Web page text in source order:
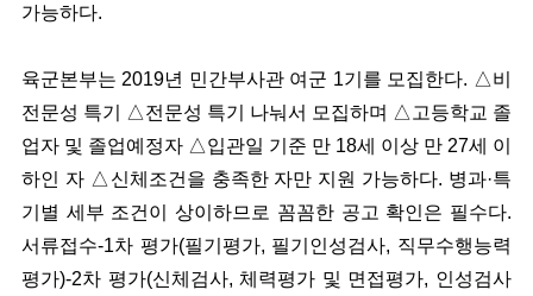
가능하다.
육군본부는 2019년 민간부사관 여군 1기를 모집한다. △비
전문성 특기 △전문성 특기 나눠서 모집하며 △고등학교 졸
업자 및 졸업예정자 △입관일 기준 만 18세 이상 만 27세 이
하인 자 △신체조건을 충족한 자만 지원 가능하다. 병과·특
기별 세부 조건이 상이하므로 꼼꼼한 공고 확인은 필수다.
서류접수-1차 평가(필기평가, 필기인성검사, 직무수행능력
평가)-2차 평가(신체검사, 체력평가 및 면접평가, 인성검사